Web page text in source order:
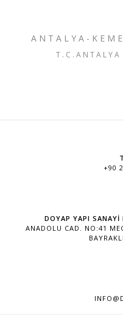
ANTALYA-
+90
DOYAP YAPI SANAYİ
ANADOLU CAD. NO:41